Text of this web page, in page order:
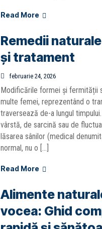
Read More
Remedii
și tratament
februarie 24, 2026
Modificările formei și fermității
multe femei, reprezentând o
traversează de-a lungul
vârstă, de sarcină sau de
lăsarea sânilor (medical
normal, nu o […]
Read More
Alimente
vocea: Ghid